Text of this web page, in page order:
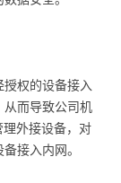
权的设备接入
而导致公司机
外接设备，对
接入内网。